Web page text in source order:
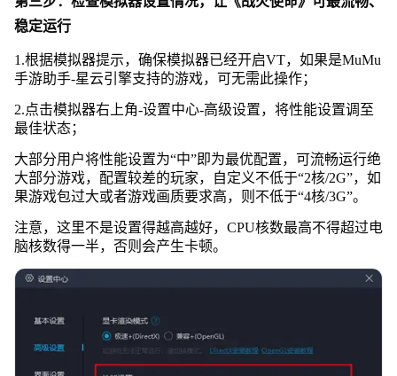
稳定运行
1.根据模拟器提示，确保模拟器已经开启VT，如果是MuMu
手游助手-星云引擎支持的游戏，可无需此操作；
2.点击模拟器右上角-设置中心-高级设置，将性能设置调至
最佳状态；
大部分用户将性能设置为“中”即为最优配置，可流畅运行绝
大部分游戏，配置较差的玩家，自定义不低于“2核/2G”，如
果游戏包过大或者游戏画质要求高，则不低于“4核/3G”。
注意，这里不是设置得越高越好，CPU核数最高不得超过电
脑核数得一半，否则会产生卡顿。